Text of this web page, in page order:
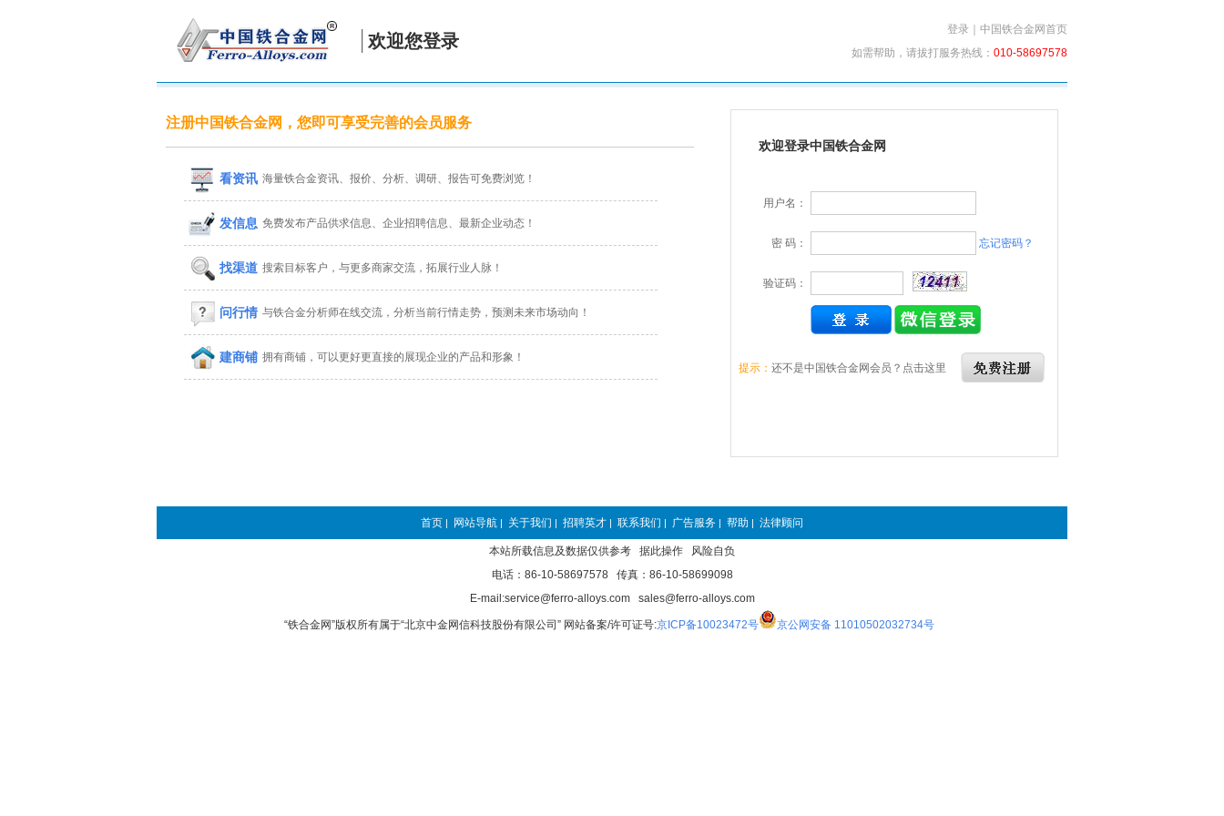
欢迎您登录
登录
中国铁合金网首页
如需帮助，请拔打服务热线： 010-58697578
注册中国铁合金网，您即可享受完善的会员服务
看资讯 海量铁合金资讯、报价、分析、调研、报告可免费浏览！
发信息 免费发布产品供求信息、企业招聘信息、最新企业动态！
找渠道 搜索目标客户，与更多商家交流，拓展行业人脉！
问行情 与铁合金分析师在线交流，分析当前行情走势，预测未来市场动向！
建商铺 拥有商铺，可以更好更直接的展现企业的产品和形象！
欢迎登录中国铁合金网
用户名：
密 码： 忘记密码？
验证码：
提示： 还不是中国铁合金网会员？点击这里
首页 | 网站导航 | 关于我们 | 招聘英才 | 联系我们 | 广告服务 | 帮助 | 法律顾问
本站所载信息及数据仅供参考 据此操作 风险自负
电话：86-10-58697578 传真：86-10-58699098
E-mail:service@ferro-alloys.com sales@ferro-alloys.com
“铁合金网”版权所有属于“北京中金网信科技股份有限公司” 网站备案/许可证号:京ICP备10023472号 京公网安备 11010502032734号